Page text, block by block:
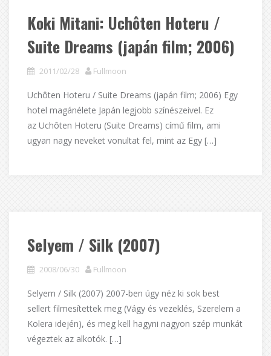
Koki Mitani: Uchôten Hoteru /
Suite Dreams (japán film; 2006)
2011/02/28 Fullmoon
Uchôten Hoteru / Suite Dreams (japán film; 2006) Egy
hotel magánélete Japán legjobb színészeivel. Ez
az Uchôten Hoteru (Suite Dreams) című film, ami
ugyan nagy neveket vonultat fel, mint az Egy […]
Selyem / Silk (2007)
2008/06/30 Fullmoon
Selyem / Silk (2007) 2007-ben úgy néz ki sok best
sellert filmesítettek meg (Vágy és vezeklés, Szerelem a
Kolera idején), és meg kell hagyni nagyon szép munkát
végeztek az alkotók. […]